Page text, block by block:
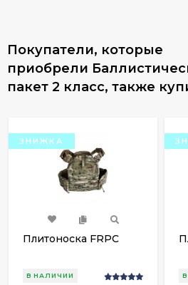
Покупатели, которые
приобрели
пакет 2 класс, также
ЗНИЖКА
Плитоноска FRPC
В НАЛИЧИИ